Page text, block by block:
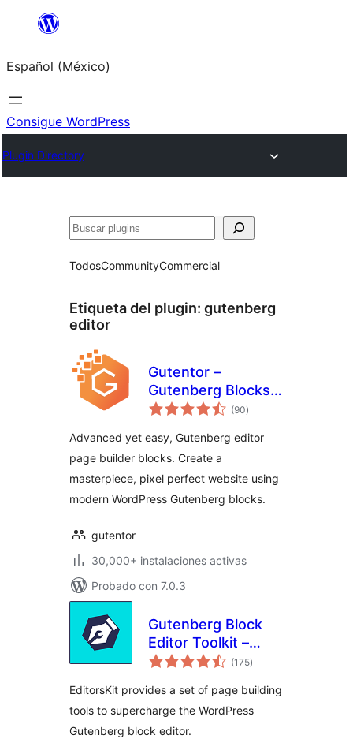
Saltar
contenido
Español (México)
Consigue WordPress
Plugin Directory
Buscar
TodosCommunityCommercial
Etiqueta del plugin: gutenberg
editor
Gutentor –
Gutenberg Blocks –
Page Builder for
(90total
de
)
Advanced yet easy, Gutenberg editor
page builder blocks. Create a
masterpiece, pixel perfect website using
modern WordPress Gutenberg blocks.
gutentor
30,000+ instalaciones activas
Probado con 7.0.3
Gutenberg Block
Editor Toolkit –
EditorsKit
(175total
de
)
EditorsKit provides a set of page building
tools to supercharge the WordPress
Gutenberg block editor.